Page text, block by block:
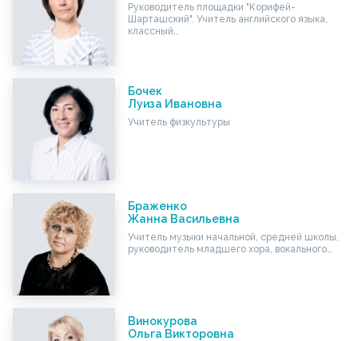
Руководитель площадки "Корифей-
Шарташский". Учитель английского языка,
классный…
Бочек
Луиза Ивановна
Учитель физкультуры
Браженко
Жанна Васильевна
Учитель музыки начальной, средней школы,
руководитель младшего хора, вокального…
Винокурова
Ольга Викторовна